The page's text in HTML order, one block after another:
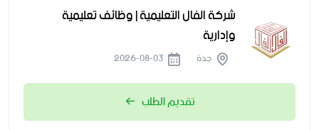
شركة الفال التعليمية | وظائف تعليمية
وإدارية
جدة
تقديم الطلب